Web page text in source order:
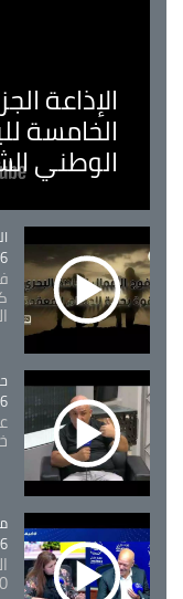
الإذاعة
الخامسة
الوطني
1500